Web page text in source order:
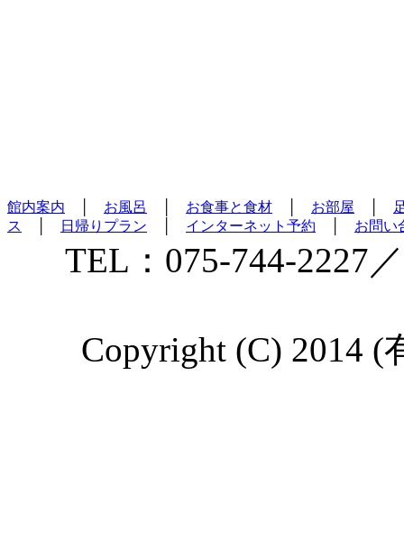
館内案内 お風呂 お食事と食材 お部屋
ス
日帰りプラン インターネット予約 お問い
TEL：075-744-2227
Copyright (C) 2014 (